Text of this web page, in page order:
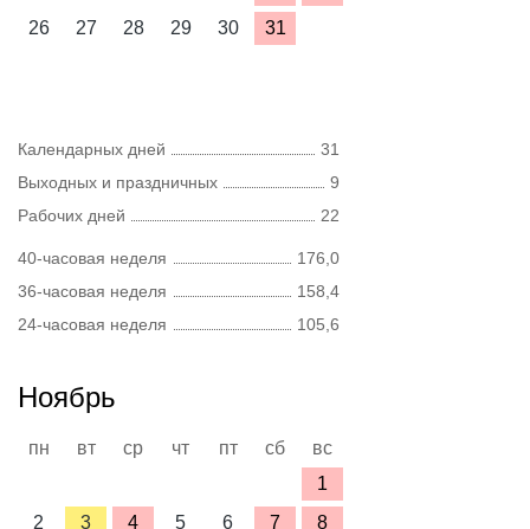
26
27 28 29 30 31
Календарных дней
31
Выходных и праздничных
9
Рабочих дней
22
40-часовая неделя
176,0
36-часовая неделя
158,4
24-часовая неделя
105,6
Ноябрь
пн вт ср чт пт сб
вс
1
2
3 4 5 6 7 8